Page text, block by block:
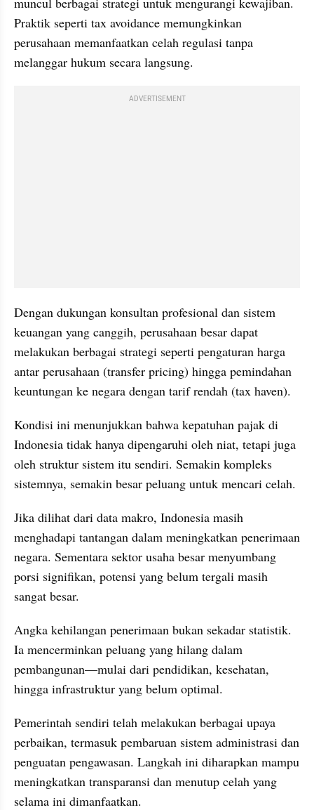
Praktik seperti tax avoidance memungkinkan
perusahaan memanfaatkan celah regulasi tanpa
melanggar hukum secara langsung.
ADVERTISEMENT
Dengan dukungan konsultan profesional dan sistem
keuangan yang canggih, perusahaan besar dapat
melakukan berbagai strategi seperti pengaturan harga
antar perusahaan (transfer pricing) hingga pemindahan
keuntungan ke negara dengan tarif rendah (tax haven).
Kondisi ini menunjukkan bahwa kepatuhan pajak di
Indonesia tidak hanya dipengaruhi oleh niat, tetapi juga
oleh struktur sistem itu sendiri. Semakin kompleks
sistemnya, semakin besar peluang untuk mencari celah.
Jika dilihat dari data makro, Indonesia masih
menghadapi tantangan dalam meningkatkan penerimaan
negara. Sementara sektor usaha besar menyumbang
porsi signifikan, potensi yang belum tergali masih
sangat besar.
Angka kehilangan penerimaan bukan sekadar statistik.
Ia mencerminkan peluang yang hilang dalam
pembangunan—mulai dari pendidikan, kesehatan,
hingga infrastruktur yang belum optimal.
Pemerintah sendiri telah melakukan berbagai upaya
perbaikan, termasuk pembaruan sistem administrasi dan
penguatan pengawasan. Langkah ini diharapkan mampu
meningkatkan transparansi dan menutup celah yang
selama ini dimanfaatkan.